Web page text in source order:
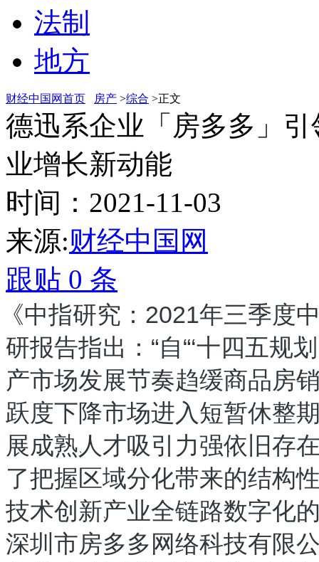
法制
地方
财经中国网首页 房产 >综合 >正文
德迅系企业「房多多」
业增长新动能
时间：2021-11-03
来源:财经中国网
跟贴 0 条
《中指研究 ： 2021年三季度
研报告指出 ： “自“‘十四五规划
产市场发展节奏趋缓商品房
跃度下降市场进入短暂休整
展成熟人才吸引力强，
依旧存
了把握区域分化带来的结构
技术创新产业全链路数字化
深圳市房多多网络科技有限